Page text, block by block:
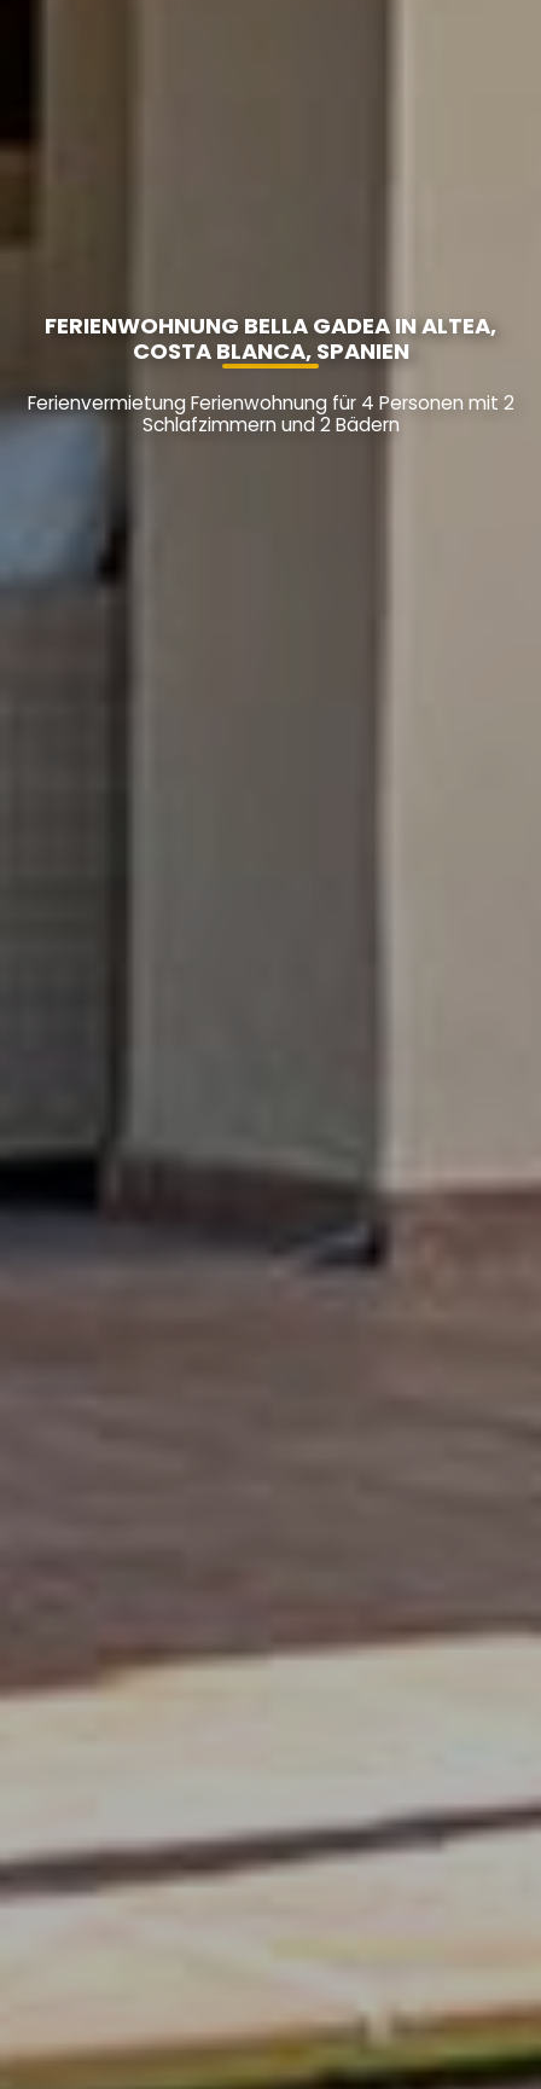
FERIENWOHNUNG BELLA GADEA IN ALTEA,
COSTA BLANCA, SPANIEN
Ferienvermietung Ferienwohnung für 4 Personen mit 2
Schlafzimmern und 2 Bädern